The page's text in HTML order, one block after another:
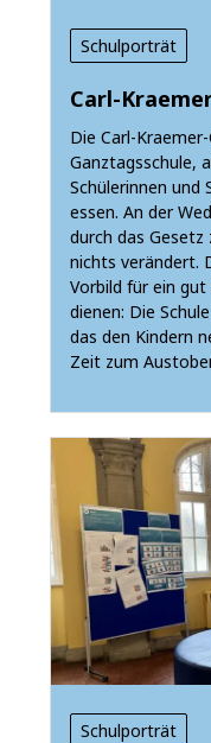
Schulporträt
Carl-
Die Carl-
Ganztagsschule,
Schülerinnen und
essen. An der
durch das
nichts verändert.
Vorbild für ein
dienen: Die
das den Kindern
Zeit zum
Schulporträt